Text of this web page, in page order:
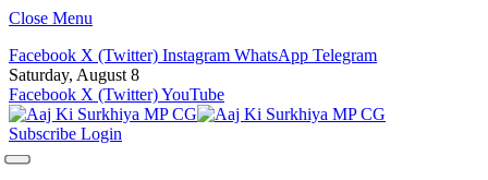
Close Menu
Facebook X (Twitter) Instagram WhatsApp Telegram
Saturday, August 8
Facebook X (Twitter)YouTube
Subscribe Login